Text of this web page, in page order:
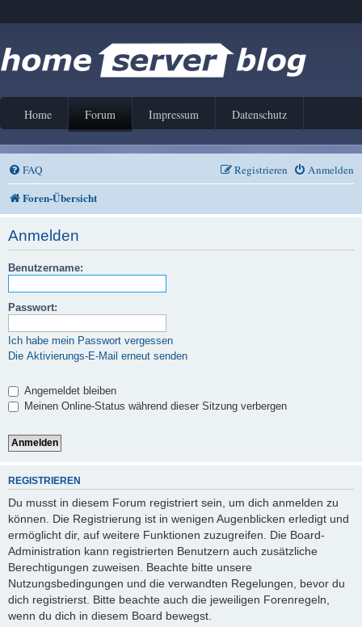
Home Forum Impressum Datenschutz
FAQ Anmelden
Registrieren
Foren-Übersicht
Anmelden
Benutzername:
Passwort:
Ich habe mein Passwort vergessen
Die Aktivierungs-E-Mail erneut senden
Angemeldet bleiben
Meinen Online-Status während dieser Sitzung verbergen
REGISTRIEREN
Du musst in diesem Forum registriert sein, um dich anmelden zu
können. Die Registrierung ist in wenigen Augenblicken erledigt und
ermöglicht dir, auf weitere Funktionen zuzugreifen. Die Board-
Administration kann registrierten Benutzern auch zusätzliche
Berechtigungen zuweisen. Beachte bitte unsere
Nutzungsbedingungen und die verwandten Regelungen, bevor du
dich registrierst. Bitte beachte auch die jeweiligen Forenregeln,
wenn du dich in diesem Board bewegst.